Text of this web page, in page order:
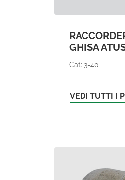
GHISA
Cat: 3-40
VEDI TUTTI I